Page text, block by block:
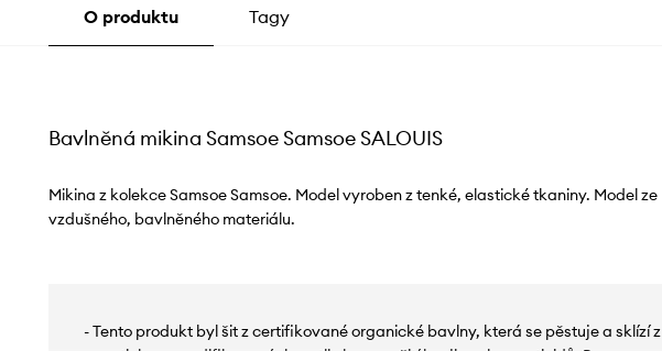
O produktu Tagy
Bavlněná mikina Samsoe Samsoe SALOUIS
Mikina z kolekce Samsoe Samsoe. Model vyroben z tenké, elastické tkaniny. Model ze
vzdušného, ​​bavlněného materiálu.
- Tento produkt byl šit z certifikované organické bavlny, která se pěstuje a sklízí z